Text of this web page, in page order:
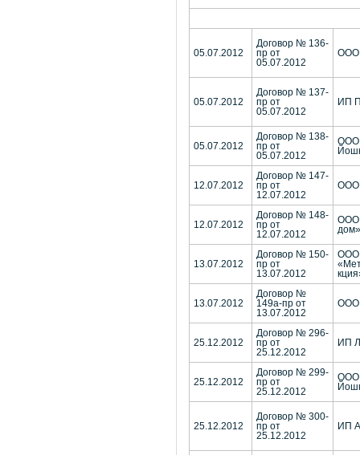
05.07.2012
Договор № 136-
пр от
05.07.2012
ООО
05.07.2012
Договор № 137-
пр от
05.07.2012
ИП
05.07.2012
Договор № 138-
пр от
05.07.2012
ООО
12.07.2012
Договор № 147-
пр от
12.07.2012
ООО
12.07.2012
Договор № 148-
пр от
12.07.2012
ООО
дом»
13.07.2012
Договор № 150-
пр от
13.07.2012
ООО
13.07.2012
Договор №
149а-пр от
13.07.2012
ООО
25.12.2012
Договор № 296-
пр от
25.12.2012
ИП
25.12.2012
Договор № 299-
пр от
25.12.2012
ООО
25.12.2012
Договор № 300-
пр от
25.12.2012
ИП